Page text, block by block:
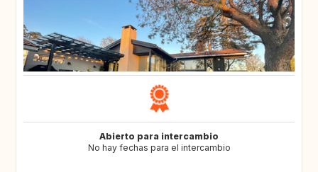
Abierto para intercambio
No hay fechas para el intercambio